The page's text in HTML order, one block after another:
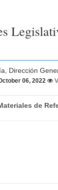
Dirección
06, 2022
de